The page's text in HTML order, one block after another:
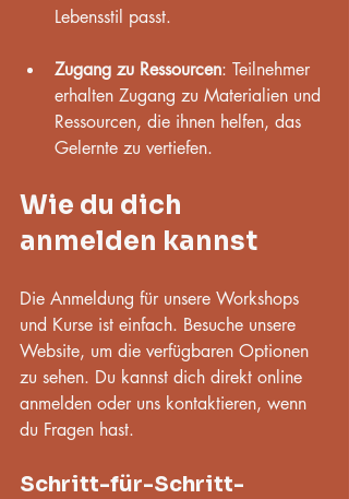
Lebensstil passt.
Zugang zu Ressourcen: Teilnehmer
erhalten Zugang zu Materialien und
Ressourcen, die ihnen helfen, das
Gelernte zu vertiefen.
Wie du dich
anmelden kannst
Die Anmeldung für unsere Workshops
und Kurse ist einfach. Besuche unsere
Website, um die verfügbaren Optionen
zu sehen. Du kannst dich direkt online
anmelden oder uns kontaktieren, wenn
du Fragen hast.
Schritt-für-Schritt-